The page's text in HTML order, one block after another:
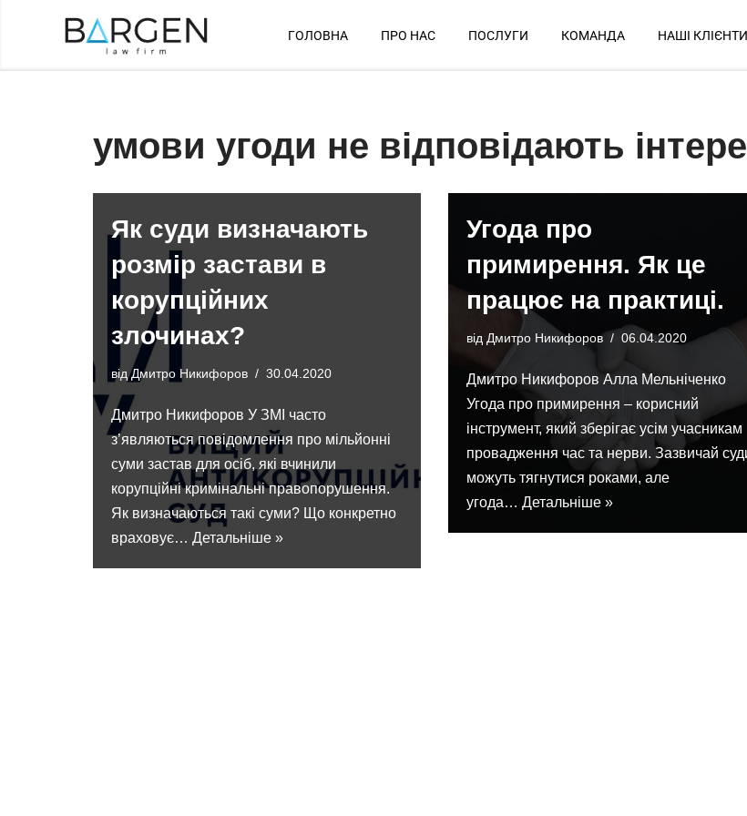
ГОЛОВНА ПРО НАС ПОСЛУГИ КОМАНДА НАШІ КЛІЄНТИ
умови угоди не відповідають
Як суди визначають
розмір застави в
корупційних
злочинах?
відДмитро Никифоров 30.04.2020
Дмитро Никифоров У ЗМІ часто
з’являються повідомлення про мільйонні
суми застав для осіб, які вчинили
корупційні кримінальні правопорушення.
Як визначаються такі суми? Що конкретно
враховує… Детальніше »
Угода про
примирення. Як це
працює на практиці.
від Дмитро Никифоров 06.04.2020
Дмитро Никифоров Алла Мельніченко
Угода про примирення – корисний
інструмент, який зберігає усім учасникам
провадження час та нерви. Зазвичай
можуть тягнутися роками, але
угода… Детальніше »